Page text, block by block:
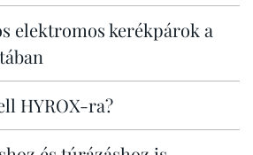
elektromos kerékpárok a
HYROX-ra?